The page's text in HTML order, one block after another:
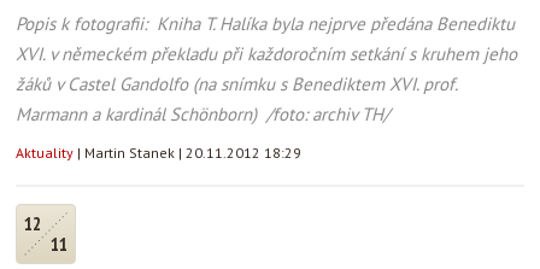
Popis k fotografii: Kniha T. Halíka byla nejprve předána Benediktu
XVI. v německém překladu při každoročním setkání s kruhem jeho
žáků v Castel Gandolfo (na snímku s Benediktem XVI. prof.
Marmann a kardinál Schönborn) /foto: archiv TH/
Aktuality | Martin Stanek | 20.11.2012 18:29
12
11